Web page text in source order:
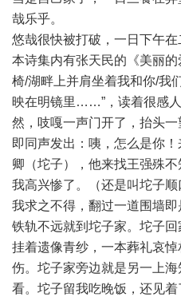
哉乐乎。
悠哉很快被打破，一日下午
本诗集内有张天民的《美丽
椅/湖畔上并肩坐着我和你/我
映在明镜里……”，读着很感
然，吱嘎一声门开了，抬头
即同声发出：咦，怎么是你
卿（坨子），他来找王强殊
我高兴惨了。（还是叫坨子
我求之不得，翻过一道围墙
铁轨不远就到坨子家。坨子
挂着遗像青纱，一本葬礼哀
伤。坨子家旁边就是另一上
看。坨子留我吃晚饭，还见着